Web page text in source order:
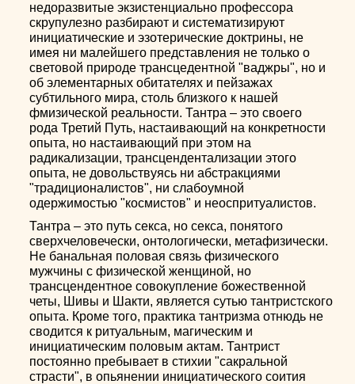
недоразвитые экзистенциально профессора
скрупулезно разбирают и систематизируют
инициатические и эзотерические доктрины, не
имея ни малейшего представления не только о
световой природе трансцедентной "ваджры", но и
об элементарных обитателях и пейзажах
субтильного мира, столь близкого к нашей
фмизической реальности. Тантра – это своего
рода Третий Путь, настаивающий на конкретности
опыта, но настаивающий при этом на
радикализации, трансцендентализации этого
опыта, не довольствуясь ни абстракциями
"традиционалистов", ни слабоумной
одержимостью "космистов" и неоспритуалистов.
Тантра – это путь секса, но секса, понятого
сверхчеловечески, онтологически, метафизически.
Не банальная половая связь физического
мужчины с физической женщиной, но
трансцендентное совокупление божественной
четы, Шивы и Шакти, является сутью тантристского
опыта. Кроме того, практика тантризма отнюдь не
сводится к ритуальным, магическим и
инициатическим половым актам. Тантрист
постоянно пребывает в стихии "сакральной
страсти", в опьянении инициатического соития